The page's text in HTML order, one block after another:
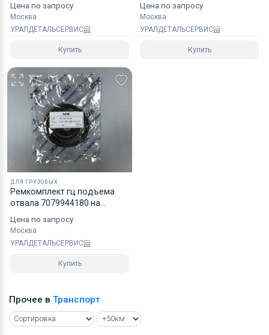
Цена по запросу
Москва
УРАЛДЕТАЛЬСЕРВИС
Купить
Цена по запросу
Москва
УРАЛДЕТАЛЬСЕРВИС
Купить
ДЛЯ ГРУЗОВЫХ
Рeмкoмплeкт гц подъема
отвала 7079944180 на
Цена по запросу
Москва
УРАЛДЕТАЛЬСЕРВИС
Купить
Прочее в Транспорт